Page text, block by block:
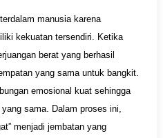
manusia karena
kekuatan tersendiri. Ketika
berat yang berhasil
yang sama untuk bangkit.
emosional kuat sehingga
sama. Dalam proses ini,
menjadi jembatan yang